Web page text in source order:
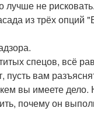
не
из трёх
спецов, всё
пусть вам
вы имеете
почему он